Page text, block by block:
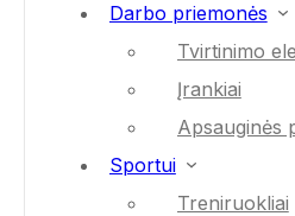
Darbo priemonės
Tvirtinimo
Įrankiai
Apsauginės
Sportui
Treniruokliai